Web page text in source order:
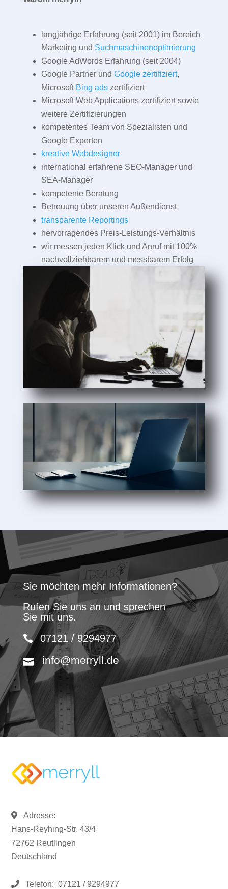
langjährige Erfahrung (seit 2001) im Bereich
Marketing und Suchmaschinenoptimierung
Google AdWords Erfahrung (seit 2004)
Google Partner und Google zertifiziert,
Microsoft Bing adszertifiziert
Microsoft Web Applications zertifiziert sowie
weitere Zertifizierungen
kompetentes Team von Spezialisten und
Google Experten
kreative Webdesigner
international erfahrene SEO-Manager und
SEA-Manager
kompetente Beratung
Betreuung über unseren Außendienst
transparente Reportings
hervorragendes Preis-Leistungs-Verhältnis
wir messen jeden Klick und Anruf mit 100%
nachvollziehbarem und messbarem Erfolg
Sie möchten mehr Informationen?
Rufen Sie uns an und sprechen
Sie mit uns.
07121 / 9294977
info@merryll.de
Adresse:
Hans-Reyhing-Str. 43/4
72762 Reutlingen
Deutschland
Telefon: 07121 / 9294977